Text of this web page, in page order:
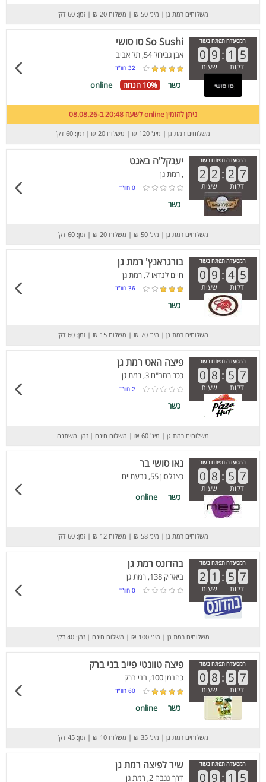
משלוחים רמת גן | מינ' 50 ₪ | משלוח 20 ₪ | זמן: 60 דק’
המסעדה תפתח בעוד
0 9 : 1 5
דקות שעות
So Sushi סו סושי
אבן גבירול 54, תל אביב
32 חוו”ד
כשר 10% הנחה online
ניתן להזמין online לשעה 20:48 ב-08.08.26
משלוחים רמת גן | מינ' 120 ₪ | משלוח 20 ₪ | זמן: 60 דק’
המסעדה תפתח בעוד
2 2 : 2 7
דקות שעות
יענקל'ה באגט
, רמת גן
0 חוו”ד
כשר
משלוחים רמת גן | מינ' 50 ₪ | משלוח 20 ₪ | זמן: 60 דק’
המסעדה תפתח בעוד
0 9 : 4 5
דקות שעות
בורגראנץ' רמת גן
חיים לנדאו 7, רמת גן
36 חוו”ד
כשר
משלוחים רמת גן | מינ' 70 ₪ | משלוח 15 ₪ | זמן: 60 דק’
המסעדה תפתח בעוד
0 8 : 5 7
דקות שעות
פיצה האט רמת גן
ככר רמב"ם 3, רמת גן
2 חוו”ד
כשר
משלוחים רמת גן | מינ' 60 ₪ | משלוח חינם | זמן: משתנה
המסעדה תפתח בעוד
0 8 : 5 7
דקות שעות
נאו סושי בר
כצנלסון 55, גבעתיים
כשר
online
משלוחים רמת גן | מינ' 58 ₪ | משלוח 12 ₪ | זמן: 60 דק’
המסעדה תפתח בעוד
2 1 : 5 7
דקות שעות
בהדונס רמת גן
ביאליק 138, רמת גן
0 חוו”ד
משלוחים רמת גן | מינ' 100 ₪ | משלוח חינם | זמן: 40 דק’
המסעדה תפתח בעוד
0 8 : 5 7
דקות שעות
פיצה טוונטי פייב בני ברק
כהנמן 100, בני ברק
60 חוו”ד
כשר online
משלוחים רמת גן | מינ' 35 ₪ | משלוח 10 ₪ | זמן: 45 דק’
המסעדה תפתח בעוד
0 9 : 1 5
שיר לפיצה רמת גן
דרך נגבה 2, רמת גן